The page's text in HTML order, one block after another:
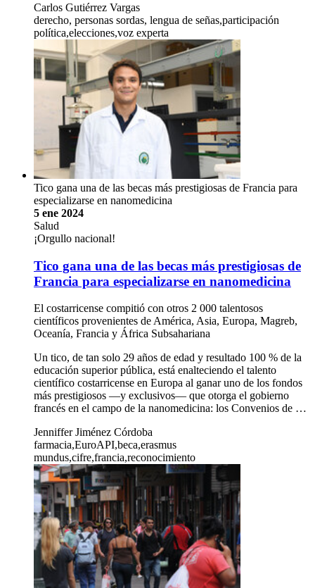
Carlos Gutiérrez Vargas
derecho, personas sordas, lengua de señas,participación
política,elecciones,voz experta
Tico gana una de las becas más prestigiosas de Francia para
especializarse en nanomedicina
5 ene 2024
Salud
¡Orgullo nacional!
Tico gana una de las becas más prestigiosas de
Francia para especializarse en nanomedicina
El costarricense compitió con otros 2 000 talentosos
científicos provenientes de América, Asia, Europa, Magreb,
Oceanía, Francia y África Subsahariana
Un tico, de tan solo 29 años de edad y resultado 100 % de la
educación superior pública, está enalteciendo el talento
científico costarricense en Europa al ganar uno de los fondos
más prestigiosos —y exclusivos— que otorga el gobierno
francés en el campo de la nanomedicina: los Convenios de …
Jenniffer Jiménez Córdoba
farmacia,EuroAPI,beca,erasmus
mundus,cifre,francia,reconocimiento